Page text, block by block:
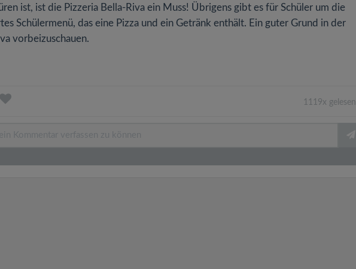
ist, ist die Pizzeria Bella-Riva ein Muss! Übrigens gibt es für Schüler um die
Schülermenü, das eine Pizza und ein Getränk enthält. Ein guter Grund in der
vorbeizuschauen.
1119x gelesen